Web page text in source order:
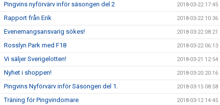
Pingvins nyförvärv inför säsongen del 2 2018-03-22 17:45
Rapport från Erik 2018-03-22 10:36
Evenemangsansvarig sökes! 2018-03-22 08:21
Rosslyn Park med F18 2018-03-22 06:13
Vi säljer Sverigelotten! 2018-03-21 12:54
Nyhet i shoppen! 2018-03-20 20:16
Pingvins Nyförvärv inför Säsongen del 1. 2018-03-15 08:58
Träning för Pingvindomare 2018-03-12 14:45